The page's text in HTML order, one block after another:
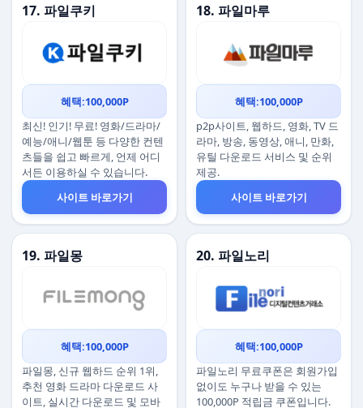
17. 파일쿠키
혜택:100,000P
최신! 인기! 무료! 영화/드라마/
예능/애니/웹툰 등 다양한 컨텐
츠들을 쉽고 빠르게, 언제 어디
서든 이용하실 수 있습니다.
사이트 바로가기
18. 파일마루
혜택:100,000P
p2p사이트, 웹하드, 영화, TV 드
라마, 방송, 동영상, 애니, 만화,
유틸 다운로드 서비스 및 순위
제공.
사이트 바로가기
19. 파일몽
혜택:100,000P
파일몽, 신규 웹하드 순위 1위,
추천 영화 드라마 다운로드 사
이트, 실시간 다운로드 및 모바
20. 파일노리
혜택:100,000P
파일노리 무료쿠폰은 회원가입
없이도 누구나 받을 수 있는
100,000P 적립금 쿠폰입니다.